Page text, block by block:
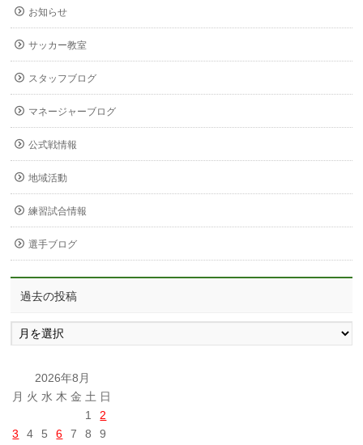
お知らせ
サッカー教室
スタッフブログ
マネージャーブログ
公式戦情報
地域活動
練習試合情報
選手ブログ
過去の投稿
過
去
稿
2026年8月
月 火 水 木 金 土 日
1
2
3
4 5 6 7 8
9